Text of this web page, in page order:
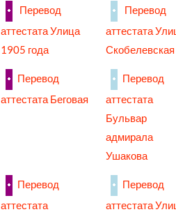
Перевод
аттестата Улица
1905 года
Перевод
аттестата
Скобелевская
Перевод
аттестата Беговая
Перевод
аттестата
Бульвар
адмирала
Ушакова
Перевод
аттестата
Перевод
аттестата